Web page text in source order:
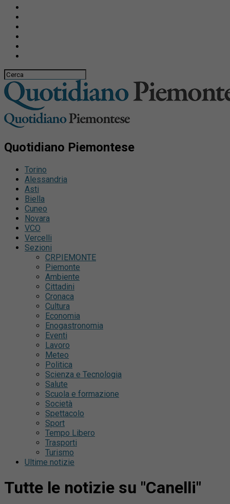
Quotidiano Piemontese
Torino
Alessandria
Asti
Biella
Cuneo
Novara
VCO
Vercelli
Sezioni
CRPIEMONTE
Piemonte
Ambiente
Cittadini
Cronaca
Cultura
Economia
Enogastronomia
Eventi
Lavoro
Meteo
Politica
Scienza e Tecnologia
Salute
Scuola e formazione
Società
Spettacolo
Sport
Tempo Libero
Trasporti
Turismo
Ultime notizie
Tutte le notizie su "Canelli"